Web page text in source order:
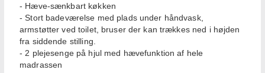
- Hæve-sænkbart køkken
- Stort badeværelse med plads under håndvask,
armstøtter ved toilet, bruser der kan trækkes ned i højden
fra siddende stilling.
- 2 plejesenge på hjul med hævefunktion af hele
madrassen